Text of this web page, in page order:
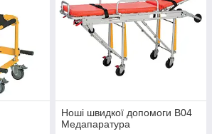
Ноші швидкої допомоги B04
Медапаратура